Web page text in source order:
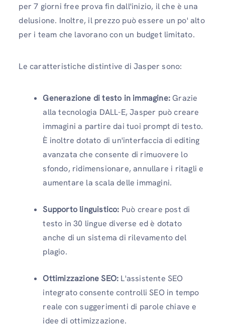
per 7 giorni free prova fin dall'inizio, il che è una
delusione. Inoltre, il prezzo può essere un po' alto
per i team che lavorano con un budget limitato.
Le caratteristiche distintive di Jasper sono:
Generazione di testo in immagine:Grazie
alla tecnologia DALL-E, Jasper può creare
immagini a partire dai tuoi prompt di testo.
È inoltre dotato di un'interfaccia di editing
avanzata che consente di rimuovere lo
sfondo, ridimensionare, annullare i ritagli e
aumentare la scala delle immagini.
Supporto linguistico: Può creare post di
testo in 30 lingue diverse ed è dotato
anche di un sistema di rilevamento del
plagio.
Ottimizzazione SEO: L'assistente SEO
integrato consente controlli SEO in tempo
reale con suggerimenti di parole chiave e
idee di ottimizzazione.